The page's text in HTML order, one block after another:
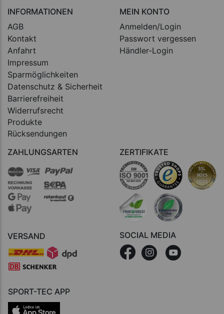
INFORMATIONEN
AGB
Kontakt
Anfahrt
Impressum
Sparmöglichkeiten
Datenschutz & Sicherheit
Barrierefreiheit
Widerrufsrecht
Produkte
Rücksendungen
MEIN KONTO
Anmelden/Login
Passwort vergessen
Händler-Login
ZAHLUNGSARTEN
VERSAND
ZERTIFIKATE
SOCIAL MEDIA
SPORT-TEC APP